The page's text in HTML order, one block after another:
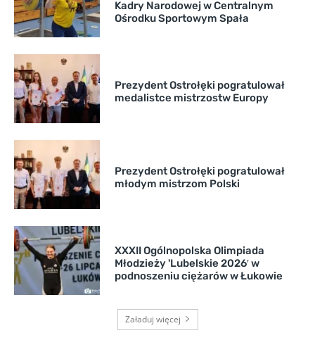
Kadry Narodowej w Centralnym
Ośrodku Sportowym Spała
Prezydent Ostrołęki pogratulował
medalistce mistrzostw Europy
Prezydent Ostrołęki pogratulował
młodym mistrzom Polski
XXXII Ogólnopolska Olimpiada
Młodzieży 'Lubelskie 2026′ w
podnoszeniu ciężarów w Łukowie
Załaduj więcej